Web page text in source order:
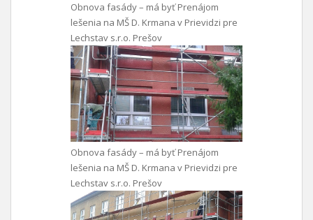
Obnova fasády – má byť Prenájom
lešenia na MŠ D. Krmana v Prievidzi pre
Lechstav s.r.o. Prešov
Obnova fasády – má byť Prenájom
lešenia na MŠ D. Krmana v Prievidzi pre
Lechstav s.r.o. Prešov